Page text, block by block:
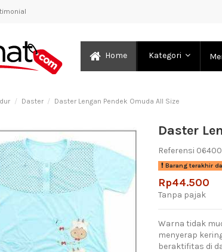
Home Kategori
Daster Daster Lengan Pendek Omuda All Size
Daster
Referensi
Barang terakhir
Rp44.500
Tanpa pajak
Warna tidak
menyerap
beraktifitas di